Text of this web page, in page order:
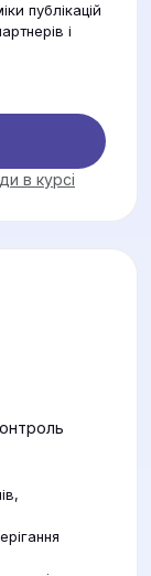
публікацій
і
в курсі